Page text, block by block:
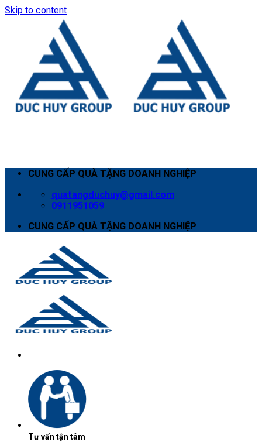
Skip to content
CUNG CẤP QUÀ TẶNG DOANH NGHIỆP
quatangduchuy@gmail.com
0911951059
CUNG CẤP QUÀ TẶNG DOANH NGHIỆP
Tư vấn tận tâm